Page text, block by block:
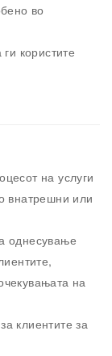
во
користите
на услуги
внатрешни или
однесување
на
клиентите за